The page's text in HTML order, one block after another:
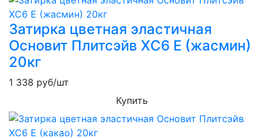
Затирка цветная эластичная
Основит Плитсэйв XC6 E (жасмин)
20кг
1 338 руб/шт
Купить